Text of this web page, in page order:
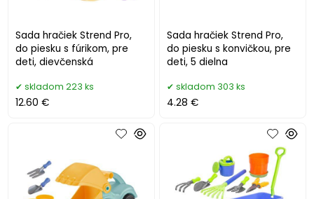
Sada hračiek Strend Pro,
do piesku s fúrikom, pre
deti, dievčenská
skladom 223 ks
12.60 €
Sada hračiek Strend Pro,
do piesku s konvičkou, pre
deti, 5 dielna
skladom 303 ks
4.28 €